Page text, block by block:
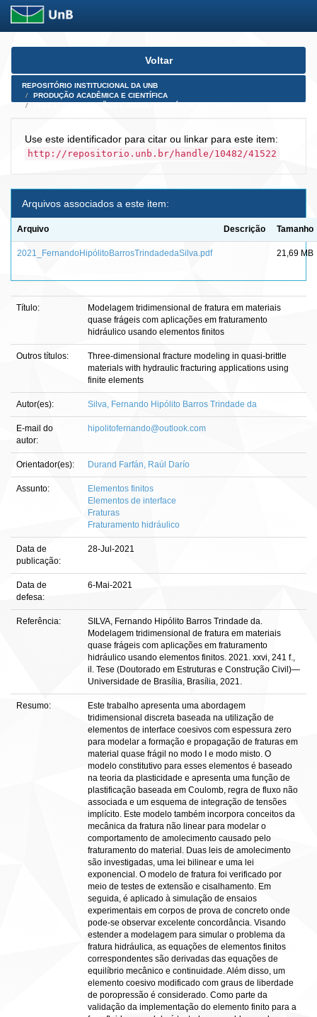
Skip
Voltar
REPOSITÓRIO INSTITUCIONAL DA UNB
PRODUÇÃO ACADÊMICA E CIENTÍFICA
Use este identificador para citar ou linkar para este item:
http://repositorio.unb.br/handle/10482/41522
Arquivos associados a este item:
Arquivo Descrição Tamanho
2021_FernandoHipólitoBarrosTrindadedaSilva.pdf 21,69 MB
Título:
Modelagem tridimensional de fratura em materiais
quase frágeis com aplicações em fraturamento
hidráulico usando elementos finitos
Outros títulos:
Three-dimensional fracture modeling in quasi-brittle
materials with hydraulic fracturing applications using
finite elements
Autor(es): Silva, Fernando Hipólito Barros Trindade da
E-mail do
autor:
hipolitofernando@outlook.com
Orientador(es): Durand Farfán, Raúl Darío
Assunto:
Elementos finitos
Elementos de interface
Fraturas
Fraturamento hidráulico
Data de
publicação:
28-Jul-2021
Data de
defesa:
6-Mai-2021
Referência:
SILVA, Fernando Hipólito Barros Trindade da.
Modelagem tridimensional de fratura em materiais
quase frágeis com aplicações em fraturamento
hidráulico usando elementos finitos. 2021. xxvi, 241 f.,
il. Tese (Doutorado em Estruturas e Construção Civil)—
Universidade de Brasília, Brasília, 2021.
Resumo:
Este trabalho apresenta uma abordagem
tridimensional discreta baseada na utilização de
elementos de interface coesivos com espessura zero
para modelar a formação e propagação de fraturas em
material quase frágil no modo I e modo misto. O
modelo constitutivo para esses elementos é baseado
na teoria da plasticidade e apresenta uma função de
plastificação baseada em Coulomb, regra de fluxo não
associada e um esquema de integração de tensões
implícito. Este modelo também incorpora conceitos da
mecânica da fratura não linear para modelar o
comportamento de amolecimento causado pelo
fraturamento do material. Duas leis de amolecimento
são investigadas, uma lei bilinear e uma lei
exponencial. O modelo de fratura foi verificado por
meio de testes de extensão e cisalhamento. Em
seguida, é aplicado à simulação de ensaios
experimentais em corpos de prova de concreto onde
pode-se observar excelente concordância. Visando
estender a modelagem para simular o problema da
fratura hidráulica, as equações de elementos finitos
correspondentes são derivadas das equações de
equilíbrio mecânico e continuidade. Além disso, um
elemento coesivo modificado com graus de liberdade
de poropressão é considerado. Como parte da
validação da implementação do elemento finito para a